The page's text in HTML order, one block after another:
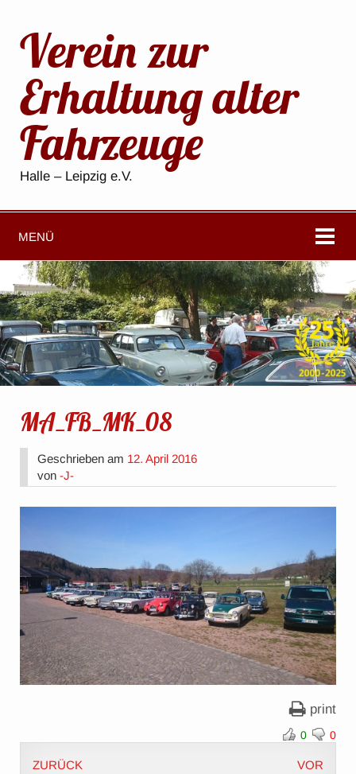
Verein zur
Erhaltung alter
Fahrzeuge
Halle – Leipzig e.V.
MENÜ
MA_FB_MK_08
Geschrieben am 12. April 2016
von-J-
print
0 0
ZURÜCK VOR